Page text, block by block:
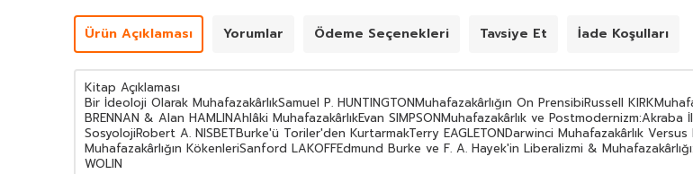
Ürün Açıklaması Yorumlar Ödeme Seçenekleri Tavsiye Et İade Koşulları
Kitap Açıklaması
Bir İdeoloji Olarak MuhafazakârlıkSamuel P. HUNTINGTONMuhafazakârlığın On PrensibiRussell
BRENNAN & Alan HAMLINAhlâki MuhafazakârlıkEvan SIMPSONMuhafazakârlık ve
SosyolojiRobert A. NISBETBurke'ü Toriler'den KurtarmakTerry EAGLETONDarwinci Muhafazakârlık
Muhafazakârlığın KökenleriSanford LAKOFFEdmund Burke ve F. A. Hayek'in Liberalizmi &
WOLIN